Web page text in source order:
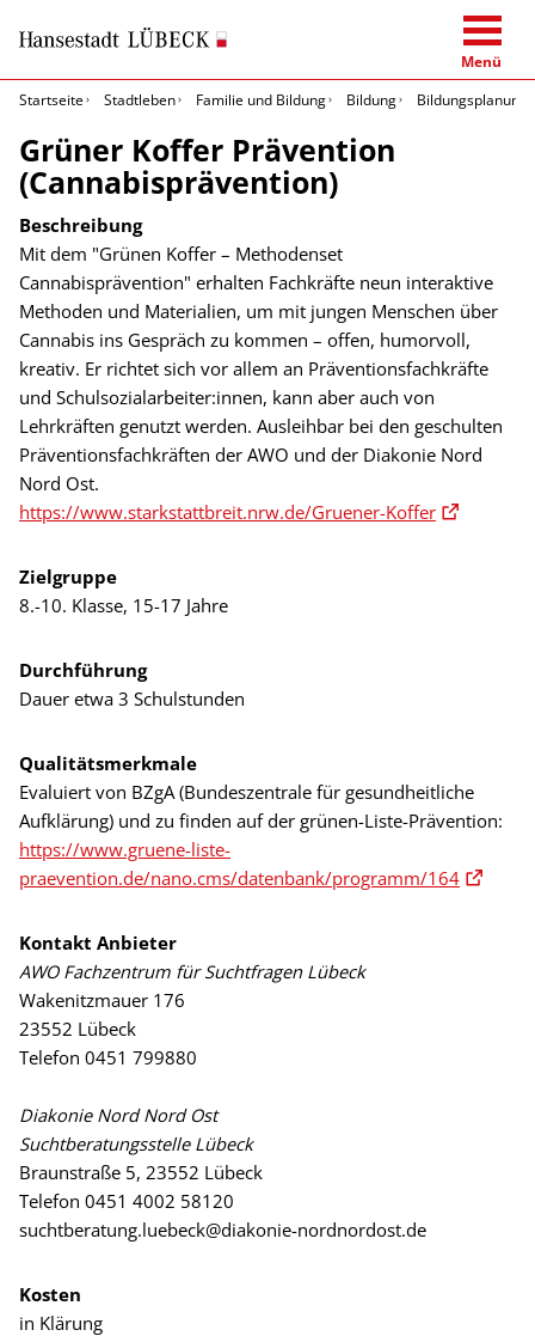
Menü
Startseite
Stadtleben Familie und Bildung Bildung Bildungsplanung
Grüner Koffer Prävention
(Cannabisprävention)
Beschreibung
Mit dem "Grünen Koffer – Methodenset
Cannabisprävention" erhalten Fachkräfte neun interaktive
Methoden und Materialien, um mit jungen Menschen über
Cannabis ins Gespräch zu kommen – offen, humorvoll,
kreativ. Er richtet sich vor allem an Präventionsfachkräfte
und Schulsozialarbeiter:innen, kann aber auch von
Lehrkräften genutzt werden. Ausleihbar bei den geschulten
Präventionsfachkräften der AWO und der Diakonie Nord
Nord Ost.
https://www.starkstattbreit.nrw.de/Gruener-Koffer
Zielgruppe
8.-10. Klasse, 15-17 Jahre
Durchführung
Dauer etwa 3 Schulstunden
Qualitätsmerkmale
Evaluiert von BZgA (Bundeszentrale für gesundheitliche
Aufklärung) und zu finden auf der grünen-Liste-Prävention:
https://www.gruene-liste-
praevention.de/nano.cms/datenbank/programm/164
Kontakt Anbieter
AWO Fachzentrum für Suchtfragen Lübeck
Wakenitzmauer 176
23552 Lübeck
Telefon 0451 799880
Diakonie Nord Nord Ost
Suchtberatungsstelle Lübeck
Braunstraße 5, 23552 Lübeck
Telefon 0451 4002 58120
suchtberatung.luebeck@diakonie-nordnordost.de
Kosten
in Klärung